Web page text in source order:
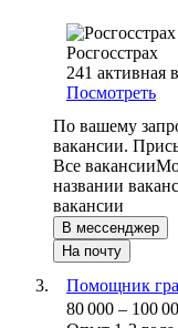
Росгосстрах
241 активная
Посмотреть
По вашему
вакансии.
Все вакансии
названии
вакансии
В мессенджер
На почту
Помощник
80 000 – 100